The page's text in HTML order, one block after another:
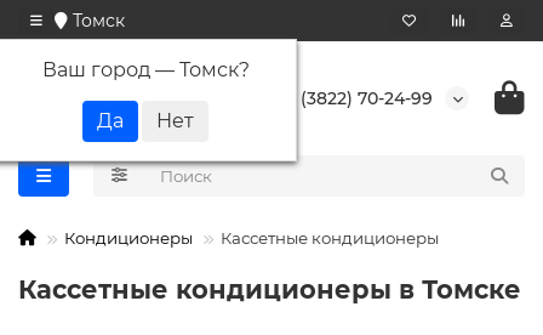
Томск
Ваш город — Томск?
+7 (3822) 70-24-99
Кондиционеры Кассетные кондиционеры
Кассетные кондиционеры в Томске